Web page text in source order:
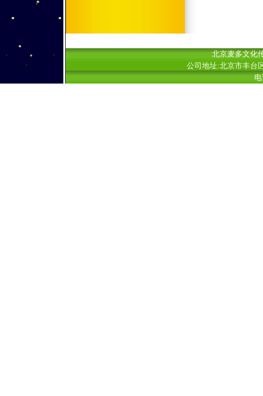
北京麦多文化
公司地址:北京市丰台